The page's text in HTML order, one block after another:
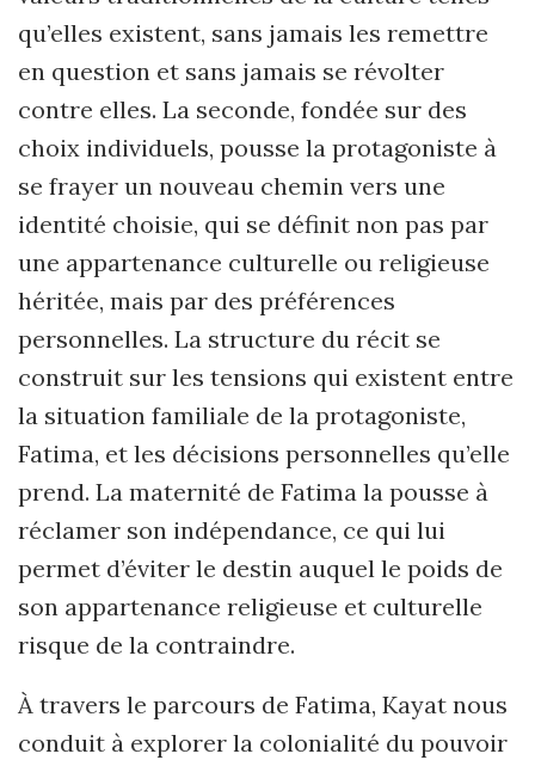
qu’elles existent, sans jamais les remettre
en question et sans jamais se révolter
contre elles. La seconde, fondée sur des
choix individuels, pousse la protagoniste à
se frayer un nouveau chemin vers une
identité choisie, qui se définit non pas par
une appartenance culturelle ou religieuse
héritée, mais par des préférences
personnelles. La structure du récit se
construit sur les tensions qui existent entre
la situation familiale de la protagoniste,
Fatima, et les décisions personnelles qu’elle
prend. La maternité de Fatima la pousse à
réclamer son indépendance, ce qui lui
permet d’éviter le destin auquel le poids de
son appartenance religieuse et culturelle
risque de la contraindre.
À travers le parcours de Fatima, Kayat nous
conduit à explorer la colonialité du pouvoir